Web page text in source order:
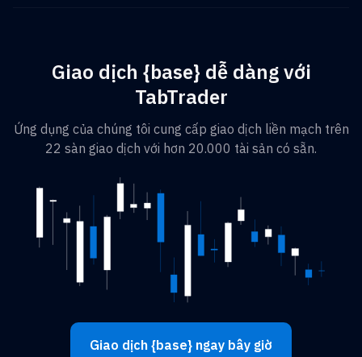
Giao dịch {base} dễ dàng với
TabTrader
Ứng dụng của chúng tôi cung cấp giao dịch liền mạch trên
22 sàn giao dịch với hơn 20.000 tài sản có sẵn.
Giao dịch {base} ngay bây giờ